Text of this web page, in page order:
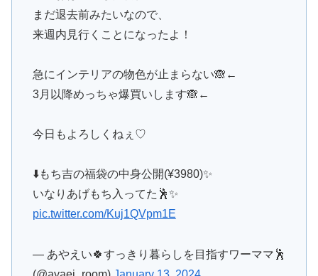
まだ退去前みたいなので、
来週内見行くことになったよ！
急にインテリアの物色が止まらない🙈←
3月以降めっちゃ爆買いします🙈←
今日もよろしくねぇ♡
⬇️もち吉の福袋の中身公開(¥3980)✨
いなりあげもち入ってた🕺✨
pic.twitter.com/Kuj1QVpm1E
— あやえい🍀すっきり暮らしを目指すワーママ🕺